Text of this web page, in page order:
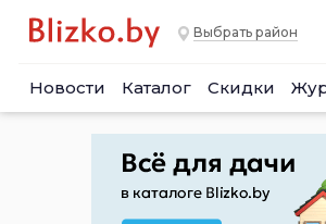
Выбрать район
Новости Каталог Скидки